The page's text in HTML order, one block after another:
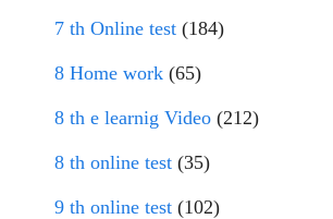
7 th Online test (184)
8 Home work (65)
8 th e learnig Video (212)
8 th online test (35)
9 th online test (102)